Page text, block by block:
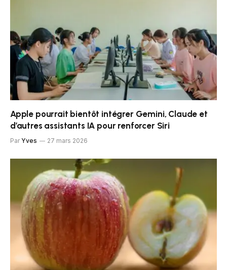
Apple pourrait bientôt intégrer Gemini, Claude et
d’autres assistants IA pour renforcer Siri
Par Yves 27 mars 2026